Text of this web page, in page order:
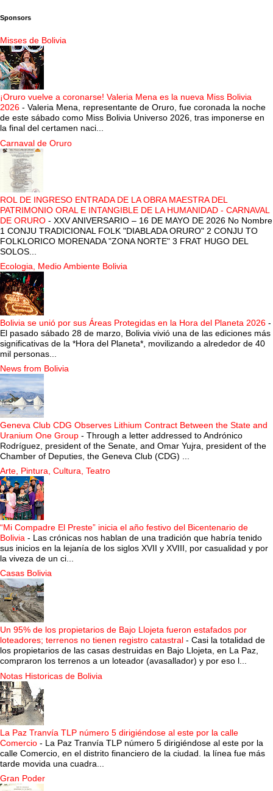
Sponsors
Misses de Bolivia
¡Oruro vuelve a coronarse! Valeria Mena es la nueva Miss Bolivia
2026 - Valeria Mena, representante de Oruro, fue coronada la noche
de este sábado como Miss Bolivia Universo 2026, tras imponerse en
la final del certamen naci...
Carnaval de Oruro
ROL DE INGRESO ENTRADA DE LA OBRA MAESTRA DEL
PATRIMONIO ORAL E INTANGIBLE DE LA HUMANIDAD - CARNAVAL
DE ORURO - XXV ANIVERSARIO – 16 DE MAYO DE 2026 No Nombre
1 CONJU TRADICIONAL FOLK "DIABLADA ORURO" 2 CONJU TO
FOLKLORICO MORENADA "ZONA NORTE" 3 FRAT HUGO DEL
SOLOS...
Ecologia, Medio Ambiente Bolivia
Bolivia se unió por sus Áreas Protegidas en la Hora del Planeta 2026 -
El pasado sábado 28 de marzo, Bolivia vivió una de las ediciones más
significativas de la *Hora del Planeta*, movilizando a alrededor de 40
mil personas...
News from Bolivia
Geneva Club CDG Observes Lithium Contract Between the State and
Uranium One Group - Through a letter addressed to Andrónico
Rodríguez, president of the Senate, and Omar Yujra, president of the
Chamber of Deputies, the Geneva Club (CDG) ...
Arte, Pintura, Cultura, Teatro
“Mi Compadre El Preste” inicia el año festivo del Bicentenario de
Bolivia - Las crónicas nos hablan de una tradición que habría tenido
sus inicios en la lejanía de los siglos XVII y XVIII, por casualidad y por
la viveza de un ci...
Casas Bolivia
Un 95% de los propietarios de Bajo Llojeta fueron estafados por
loteadores; terrenos no tienen registro catastral - Casi la totalidad de
los propietarios de las casas destruidas en Bajo Llojeta, en La Paz,
compraron los terrenos a un loteador (avasallador) y por eso l...
Notas Historicas de Bolivia
La Paz Tranvía TLP número 5 dirigiéndose al este por la calle
Comercio - La Paz Tranvía TLP número 5 dirigiéndose al este por la
calle Comercio, en el distrito financiero de la ciudad. la línea fue más
tarde movida una cuadra...
Gran Poder